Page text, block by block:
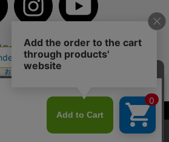
）を使用しています。Cookieの使用に同意いた
お客様へ ご利用案内
ご利用規約
針
特定商取引法
会社案内
お問い合わせ
ピンポイントサーチ
Co.,Ltd. All Rights Reserved.